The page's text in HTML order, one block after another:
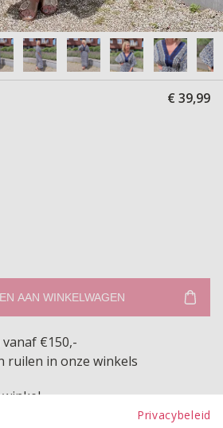
€ 39,99
AAN WINKELWAGEN
€150,-
ruilen in onze winkels
Privacybeleid